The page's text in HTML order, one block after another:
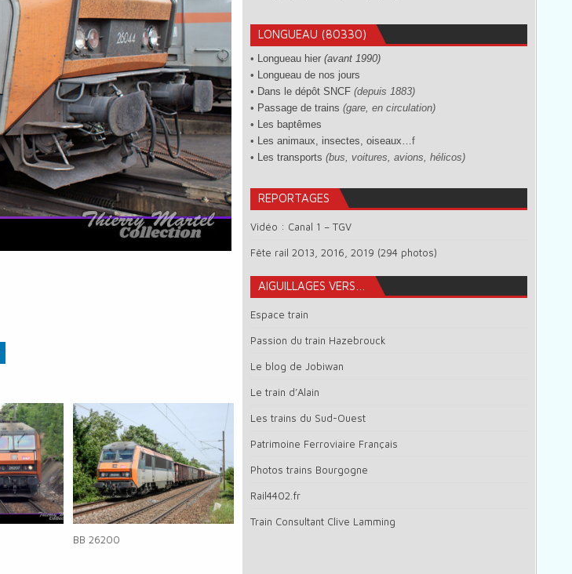
BB 26200
LONGUEAU (80330)
• Longueau hier (avant 1990)
• Longueau de nos jours
• Dans le dépôt SNCF (depuis 1883)
• Passage de trains (gare, en circulation)
• Les baptêmes
• Les animaux, insectes, oiseaux…f
• Les transports (bus, voitures, avions, hélicos)
REPORTAGES
Vidéo : Canal 1 – TGV
Fête rail 2013, 2016, 2019 (294 photos)
AIGUILLAGES VERS…
Espace train
Passion du train Hazebrouck
Le blog de Jobiwan
Le train d’Alain
Les trains du Sud-Ouest
Patrimoine Ferroviaire Français
Photos trains Bourgogne
Rail4402.fr
Train Consultant Clive Lamming